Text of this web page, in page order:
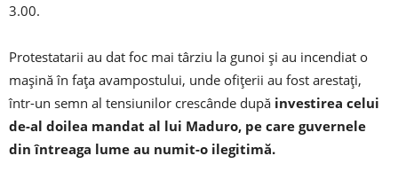
3.00.
Protestatarii au dat foc mai târziu la gunoi şi au incendiat o
maşină în faţa avampostului, unde ofiţerii au fost arestaţi,
într-un semn al tensiunilor crescânde după investirea celui
de-al doilea mandat al lui Maduro, pe care guvernele
din întreaga lume au numit-o ilegitimă.